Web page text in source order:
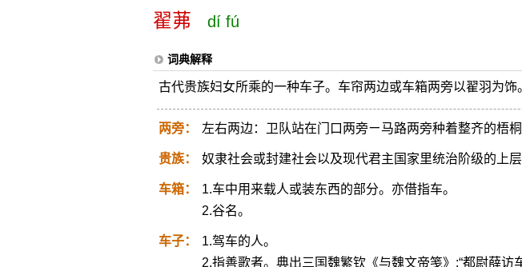
翟茀 dí fú
词典解释
古代贵族妇女所乘的一种车子。车帘两边或车箱两旁以翟羽为饰。
两旁： 左右两边：卫队站在门口两旁ㄧ马路两旁种着整齐的梧桐
贵族： 奴隶社会或封建社会以及现代君主国家里统治阶级的上层
车箱：
1.车中用来载人或装东西的部分。亦借指车。
2.谷名。
车子：
1.驾车的人。
2.指善歌者。典出三国魏繁钦《与魏文帝笺》:“都尉薛访